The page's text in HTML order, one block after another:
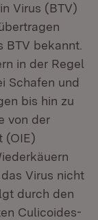
Virus (BTV)
BTV bekannt.
in der Regel
Schafen und
bis hin zu
von der
(OIE)
Virus nicht
durch den
Culicoides-